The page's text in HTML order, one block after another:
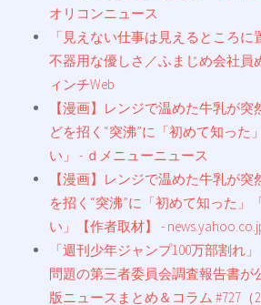
オリコンニュース
「見えない仕事は見えるところ
不器用な優しさ／ふまじめ会社員
ィンチWeb
【漫画】レンジで温めた牛乳が
どを招く“突沸”に「初めて知った
い」 - ｄメニューニュース
【漫画】レンジで温めた牛乳が
を招く“突沸”に「初めて知った」
い」【作者取材】 -
「週刊少年ジャンプ100万部割れ
問題の第三者委員会調査報告書が
版ニュースまとめ＆コラム #727（